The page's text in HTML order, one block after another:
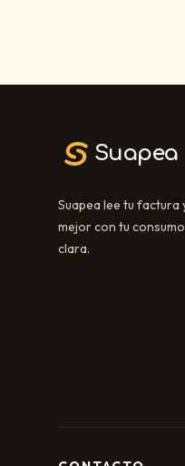
Suapea
Suapea lee tu factura
mejor con tu
clara.